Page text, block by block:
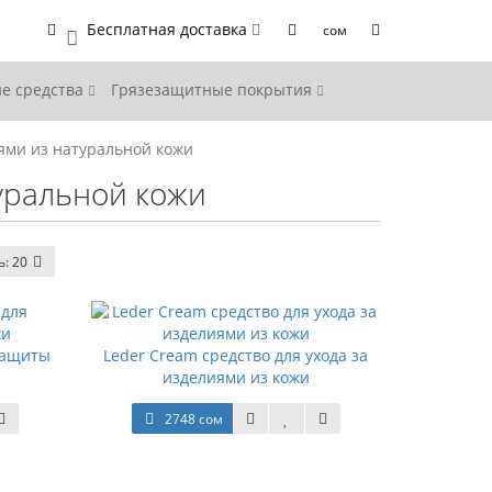
0 Бесплатная доставка сом
средства Грязезащитные покрытия
из натуральной кожи
кожи
20
Leder Cream средство для ухода за
изделиями из кожи
2748 сом